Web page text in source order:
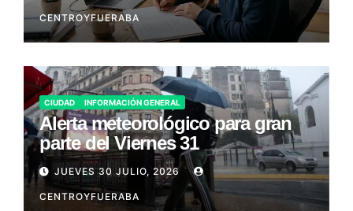
CENTROYFUERABA
CIUDAD INFORMACIÓN GENERAL
Alerta meteorológico para gran
parte del Viernes 31
JUEVES 30 JULIO, 2026
CENTROYFUERABA